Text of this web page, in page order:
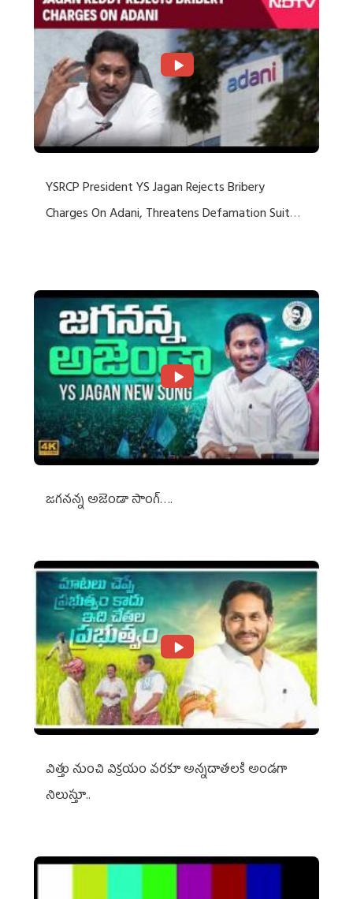
YSRCP President YS Jagan Rejects Bribery
Charges On Adani, Threatens Defamation Suit
జగనన్న అజెండా సాంగ్….
విత్తు నుంచి విక్రయం వరకూ అన్నదాతలకి అండగా
నిలుస్తూ..